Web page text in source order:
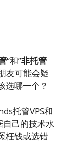
“和”非托管
友可能会疑
选哪一个？
托管VPS和
自己的技术水
枉钱或选错